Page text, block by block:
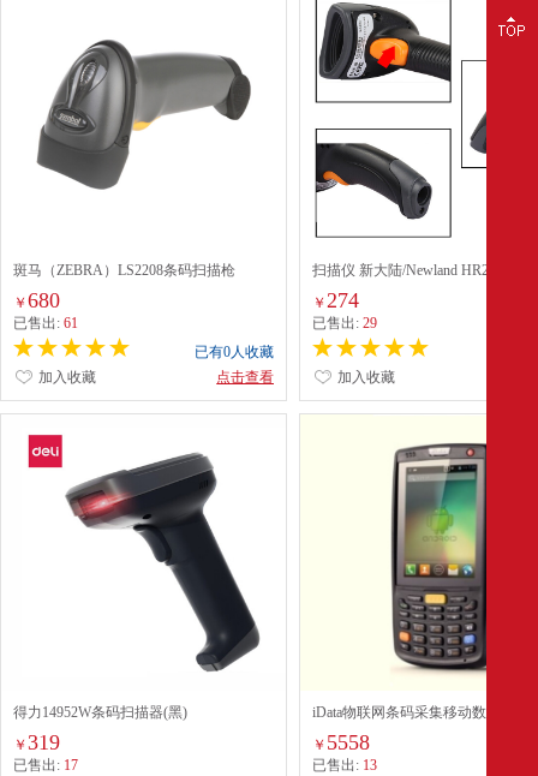
斑马（ZEBRA）LS2208条码扫描枪
￥ 680
已售出: 61
已有0人收藏
点击查看
加入收藏
扫描仪 新大陆/Newland HR22 便携
有线
￥274
已售出:29
加入收藏
得力14952W条码扫描器(黑)
￥ 319
已售出: 17
iData物联网条码采集移动数据终端
（98sk）
￥ 5558
已售出: 13